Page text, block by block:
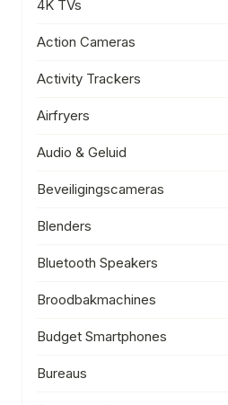
4K TVs
Action Cameras
Activity Trackers
Airfryers
Audio & Geluid
Beveiligingscameras
Blenders
Bluetooth Speakers
Broodbakmachines
Budget Smartphones
Bureaus